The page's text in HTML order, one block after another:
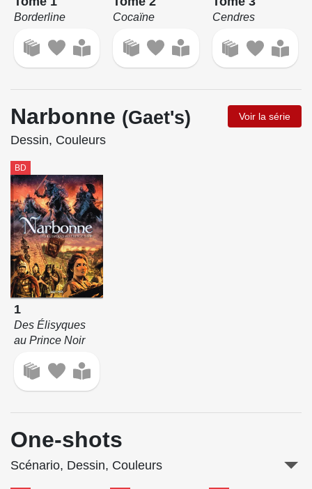
Borderline Cocaïne Cendres
Narbonne (Gaet's) Voir la série
Dessin, Couleurs
BD
1
Des Élisyques
au Prince Noir
One-shots
Scénario, Dessin, Couleurs